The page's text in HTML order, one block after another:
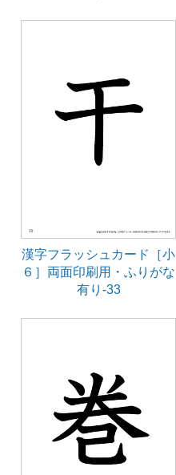
漢字フラッシュカード［小
６］両面印刷用・ふりがな
有り-33